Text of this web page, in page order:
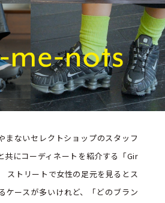
まないセレクトショップのスタッフ
共にコーディネートを紹介する「Gir
ストリートで女性の足元を見るとス
ケースが多いけれど、「どのブラン